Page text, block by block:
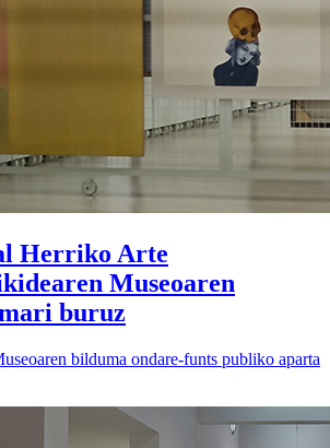
Herriko Arte
Museoaren
buruz
bilduma ondare-funts publiko aparta